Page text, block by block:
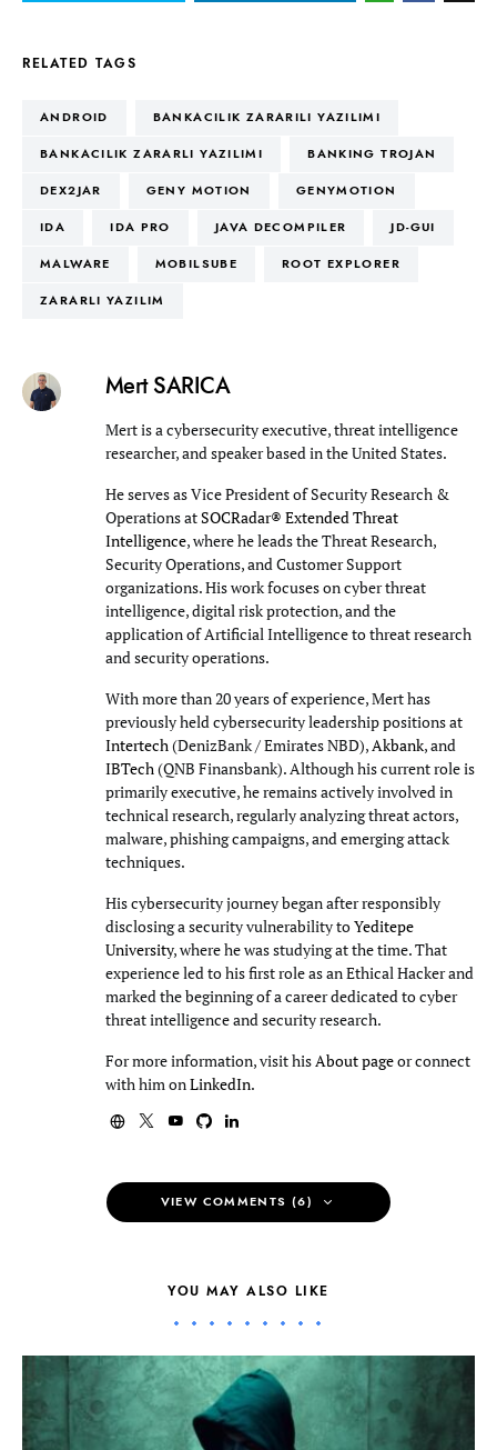
RELATED TAGS
ANDROID BANKACILIK ZARARILI YAZILIMI
BANKACILIK ZARARLI YAZILIMI BANKING TROJAN
DEX2JAR GENY MOTION GENYMOTION
IDA IDA PRO JAVA DECOMPILER JD-GUI
MALWARE MOBILSUBE ROOT EXPLORER
ZARARLI YAZILIM
Mert SARICA
Mert is a cybersecurity executive, threat intelligence
researcher, and speaker based in the United States.
He serves as Vice President of Security Research &
Operations atSOCRadar® Extended Threat
Intelligence, where he leads the Threat Research,
Security Operations, and Customer Support
organizations. His work focuses on cyber threat
intelligence, digital risk protection, and the
application of Artificial Intelligence to threat research
and security operations.
With more than 20 years of experience, Mert has
previously held cybersecurity leadership positions at
Intertech(DenizBank / Emirates NBD),Akbank, and
IBTech(QNB Finansbank). Although his current role is
primarily executive, he remains actively involved in
technical research, regularly analyzing threat actors,
malware, phishing campaigns, and emerging attack
techniques.
His cybersecurity journey began after responsibly
disclosing a security vulnerability toYeditepe
University, where he was studying at the time. That
experience led to his first role as an Ethical Hacker and
marked the beginning of a career dedicated to cyber
threat intelligence and security research.
For more information, visit hisAbout pageor connect
with him onLinkedIn.
VIEW COMMENTS (6)
YOU MAY ALSO LIKE